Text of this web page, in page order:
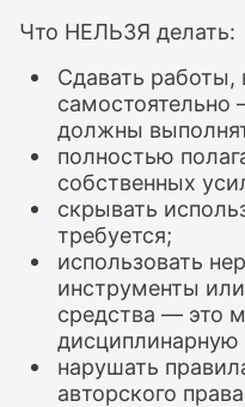
Что НЕЛЬЗЯ делать:
Сдавать работы,
самостоятельно
должны
полностью
собственных
скрывать
требуется;
использовать
инструменты
средства — это
дисциплинарную
нарушать
авторского